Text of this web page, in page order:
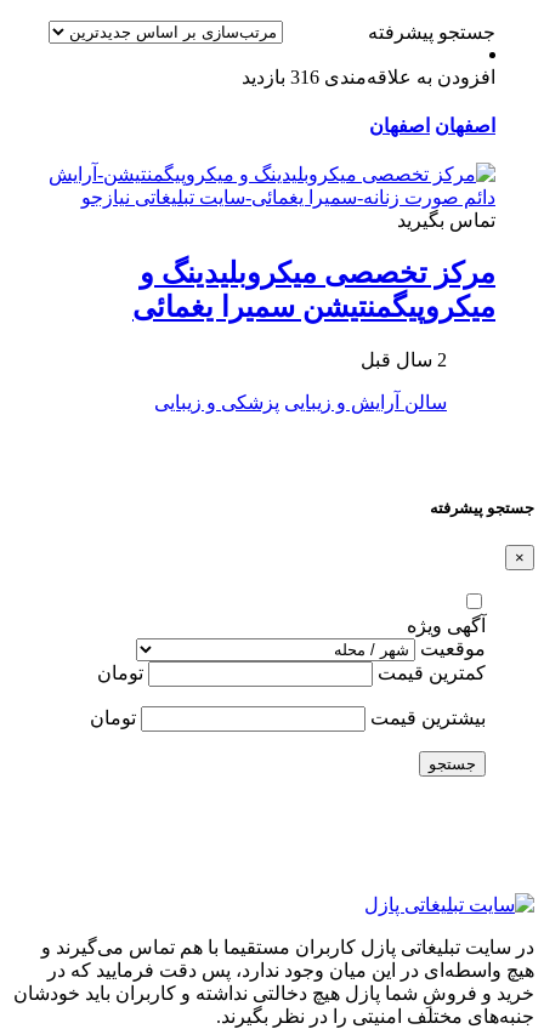
جستجو پیشرفته
افزودن به علاقه‌مندی 316 بازدید
اصفهان اصفهان
تماس بگیرید
مرکز تخصصی میکروبلیدینگ و
میکروپیگمنتیشن سمیرا یغمائی
2 سال قبل
سالن آرایش و زیبایی پزشکی و زیبایی
جستجو پیشرفته
×
آگهی ویژه
موقعیت
کمترین قیمت
تومان
بیشترین قیمت تومان
جستجو
در سایت تبلیغاتی پازل کاربران مستقیما با هم تماس می‌گیرند و
هیچ واسطه‌ای در این میان وجود ندارد، پس دقت فرمایید که در
خرید و فروشِ شما پازل هیچ دخالتی نداشته و کاربران باید خودشان
جنبه‌های مختلف امنیتی را در نظر بگیرند.